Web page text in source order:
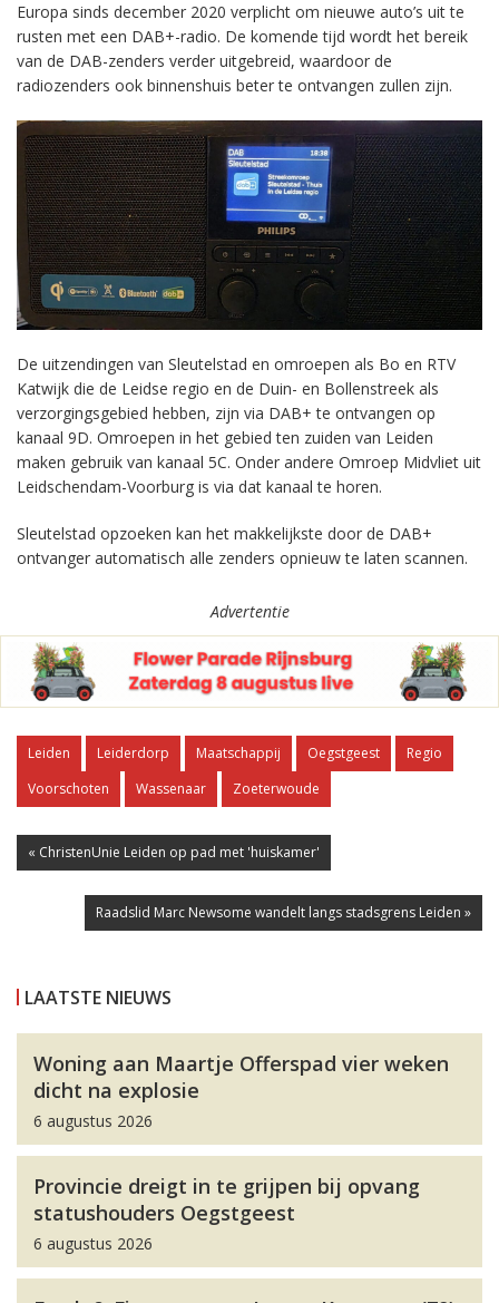
Europa sinds december 2020 verplicht om nieuwe auto’s uit te
rusten met een DAB+-radio. De komende tijd wordt het bereik
van de DAB-zenders verder uitgebreid, waardoor de
radiozenders ook binnenshuis beter te ontvangen zullen zijn.
De uitzendingen van Sleutelstad en omroepen als Bo en RTV
Katwijk die de Leidse regio en de Duin- en Bollenstreek als
verzorgingsgebied hebben, zijn via DAB+ te ontvangen op
kanaal 9D. Omroepen in het gebied ten zuiden van Leiden
maken gebruik van kanaal 5C. Onder andere Omroep Midvliet uit
Leidschendam-Voorburg is via dat kanaal te horen.
Sleutelstad opzoeken kan het makkelijkste door de DAB+
ontvanger automatisch alle zenders opnieuw te laten scannen.
Advertentie
Leiden Leiderdorp Maatschappij Oegstgeest
Regio
Voorschoten
Wassenaar Zoeterwoude
« ChristenUnie Leiden op pad met 'huiskamer'
Raadslid Marc Newsome wandelt langs stadsgrens Leiden »
LAATSTE NIEUWS
Woning aan Maartje Offerspad vier weken
dicht na explosie
6 augustus 2026
Provincie dreigt in te grijpen bij opvang
statushouders Oegstgeest
6 augustus 2026